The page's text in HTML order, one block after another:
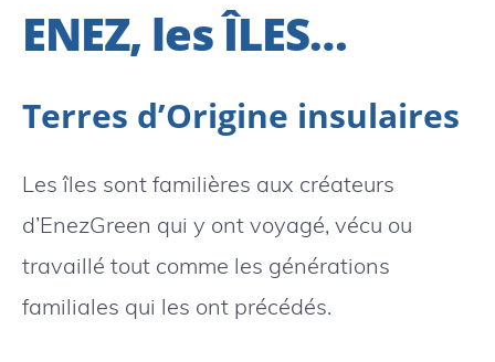
ENEZ, les ÎLES…
Terres d’Origine insulaires
Les îles sont familières aux créateurs
d’EnezGreen qui y ont voyagé, vécu ou
travaillé tout comme les générations
familiales qui les ont précédés.